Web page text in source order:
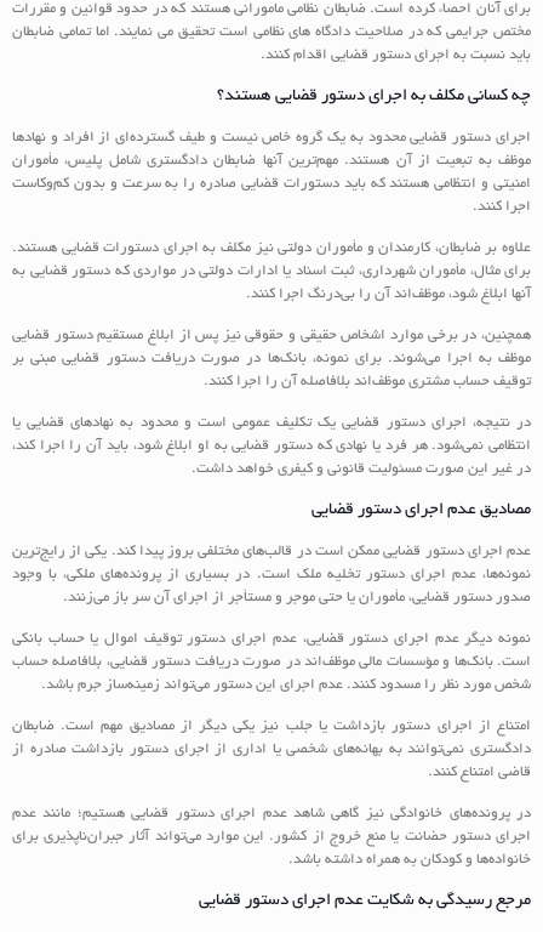
برای آنان احصاء کرده است. ضابطان نظامی مامورانی هستند که در حدود قوانین و مقررات
مختص جرایمی که در صلاحیت دادگاه های نظامی است تحقیق می ‌نمایند. اما تمامی ضابطان
باید نسبت به اجرای دستور قضایی اقدام کنند.
چه کسانی مکلف به اجرای دستور قضایی هستند؟
اجرای دستور قضایی محدود به یک گروه خاص نیست و طیف گسترده‌ای از افراد و نهادها
موظف به تبعیت از آن هستند. مهم‌ترین آنها ضابطان دادگستری شامل پلیس، مأموران
امنیتی و انتظامی هستند که باید دستورات قضایی صادره را به سرعت و بدون کم‌وکاست
اجرا کنند.
علاوه بر ضابطان، کارمندان و مأموران دولتی نیز مکلف به اجرای دستورات قضایی هستند.
برای مثال، مأموران شهرداری، ثبت اسناد یا ادارات دولتی در مواردی که دستور قضایی به
آنها ابلاغ شود، موظف‌اند آن را بی‌درنگ اجرا کنند.
همچنین، در برخی موارد اشخاص حقیقی و حقوقی نیز پس از ابلاغ مستقیم دستور قضایی
موظف به اجرا می‌شوند. برای نمونه، بانک‌ها در صورت دریافت دستور قضایی مبنی بر
توقیف حساب مشتری موظف‌اند بلافاصله آن را اجرا کنند.
در نتیجه، اجرای دستور قضایی یک تکلیف عمومی است و محدود به نهادهای قضایی یا
انتظامی نمی‌شود. هر فرد یا نهادی که دستور قضایی به او ابلاغ شود، باید آن را اجرا کند،
در غیر این صورت مسئولیت قانونی و کیفری خواهد داشت.
مصادیق عدم اجرای دستور قضایی
عدم اجرای دستور قضایی ممکن است در قالب‌های مختلفی بروز پیدا کند. یکی از رایج‌ترین
نمونه‌ها، عدم اجرای دستور تخلیه ملک است. در بسیاری از پرونده‌های ملکی، با وجود
صدور دستور قضایی، مأموران یا حتی موجر و مستأجر از اجرای آن سر باز می‌زنند.
نمونه دیگر عدم اجرای دستور قضایی، عدم اجرای دستور توقیف اموال یا حساب بانکی
است. بانک‌ها و مؤسسات مالی موظف‌اند در صورت دریافت دستور قضایی، بلافاصله حساب
شخص مورد نظر را مسدود کنند. عدم اجرای این دستور می‌تواند زمینه‌ساز جرم باشد.
امتناع از اجرای دستور بازداشت یا جلب نیز یکی دیگر از مصادیق مهم است. ضابطان
دادگستری نمی‌توانند به بهانه‌های شخصی یا اداری از اجرای دستور بازداشت صادره از
قاضی امتناع کنند.
در پرونده‌های خانوادگی نیز گاهی شاهد عدم اجرای دستور قضایی هستیم؛ مانند عدم
اجرای دستور حضانت یا منع خروج از کشور. این موارد می‌تواند آثار جبران‌ناپذیری برای
خانواده‌ها و کودکان به همراه داشته باشد.
مرجع رسیدگی به شکایت عدم اجرای دستور قضایی